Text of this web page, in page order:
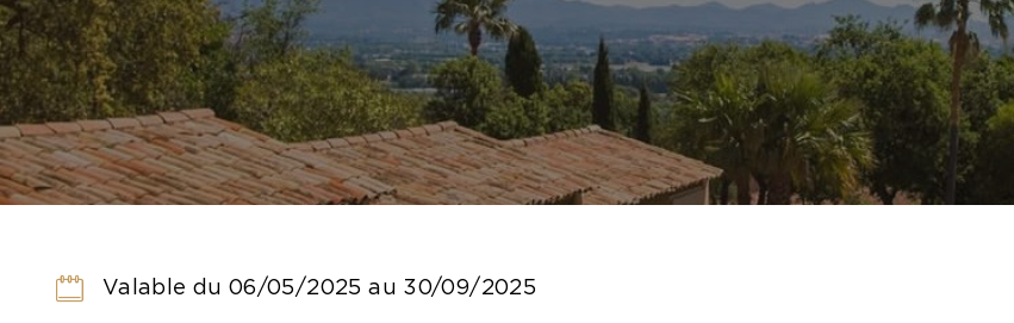
Valable du 06/05/2025 au 30/09/2025